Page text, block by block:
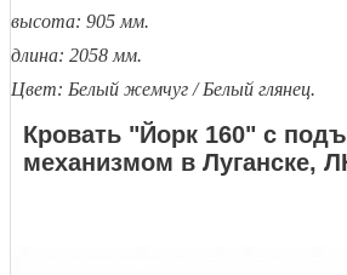
высота: 905 мм.
длина: 2058 мм.
Цвет: Белый жемчуг / Белый глянец.
Кровать "Йорк 160" с
механизмом в Луганске,